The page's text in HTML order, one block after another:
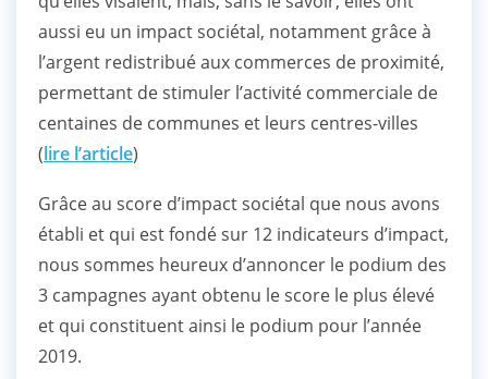
aussi eu un impact sociétal, notamment grâce à
l’argent redistribué aux commerces de proximité,
permettant de stimuler l’activité commerciale de
centaines de communes et leurs centres-villes
(lire l’article)
Grâce au score d’impact sociétal que nous avons
établi et qui est fondé sur 12 indicateurs d’impact,
nous sommes heureux d’annoncer le podium des
3 campagnes ayant obtenu le score le plus élevé
et qui constituent ainsi le podium pour l’année
2019.